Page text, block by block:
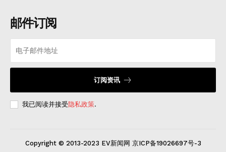
邮件订阅
订阅资讯
我已阅读并接受隐私政策.
Copyright © 2013-2023 EV新闻网 京ICP备19026697号-3